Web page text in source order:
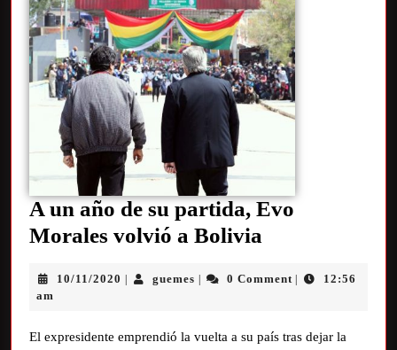
A un año de su partida, Evo
Morales volvió a Bolivia
10/11/2020 | guemes | 0 Comment |
12:56
am
El expresidente emprendió la vuelta a su país tras dejar la